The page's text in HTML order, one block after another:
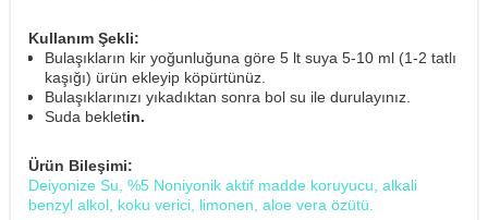
Kullanım Şekli:
Bulaşıkların kir yoğunluğuna göre 5 lt suya 5-10 ml (1-2 tatlı
kaşığı) ürün ekleyip köpürtünüz.
Bulaşıklarınızı yıkadıktan sonra bol su ile durulayınız.
Suda bekletin.
Ürün Bileşimi:
Deiyonize Su, %5 Noniyonik aktif madde koruyucu, alkali
benzyl alkol, koku verici, limonen, aloe vera özütü.